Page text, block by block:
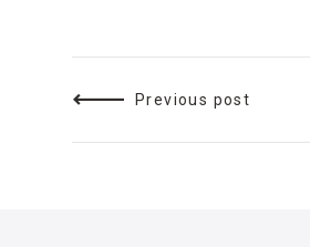
Previous post